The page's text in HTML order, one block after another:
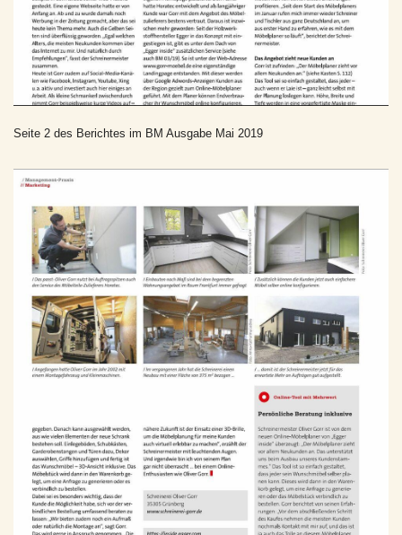
Seite 2 des Berichtes im BM Ausgabe Mai 2019